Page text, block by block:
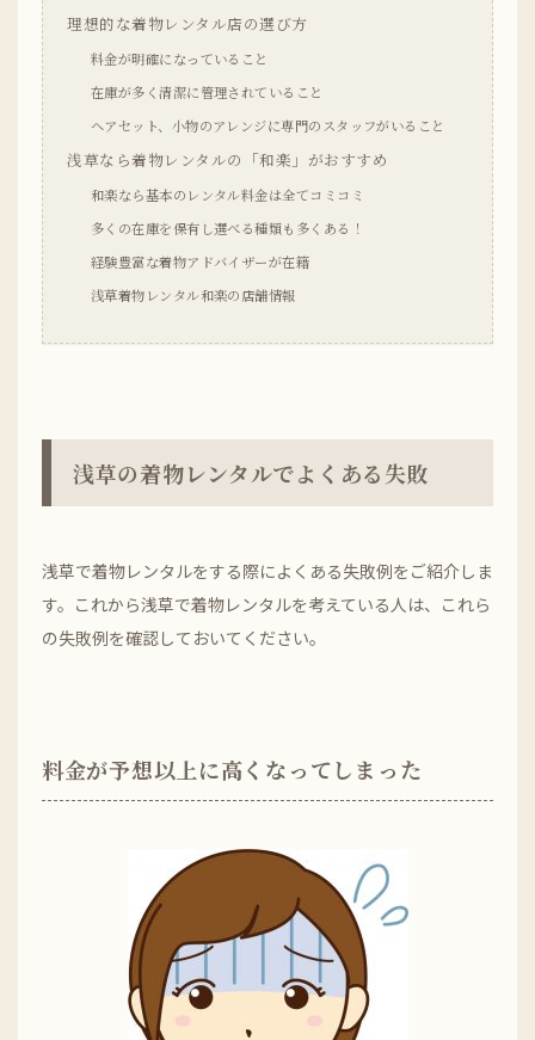
理想的な着物レンタル店の選び方
料金が明確になっていること
在庫が多く清潔に管理されていること
ヘアセット、小物のアレンジに専門のスタッフがいること
浅草なら着物レンタルの「和楽」がおすすめ
和楽なら基本のレンタル料金は全てコミコミ
多くの在庫を保有し選べる種類も多くある！
経験豊富な着物アドバイザーが在籍
浅草着物レンタル和楽の店舗情報
浅草の着物レンタルでよくある失敗
浅草で着物レンタルをする際によくある失敗例をご紹介しま
す。これから浅草で着物レンタルを考えている人は、これら
の失敗例を確認しておいてください。
料金が予想以上に高くなってしまった